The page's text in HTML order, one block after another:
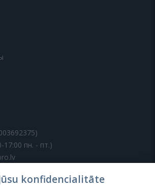
17:00 пн. - пт.)
konfidencialitāte